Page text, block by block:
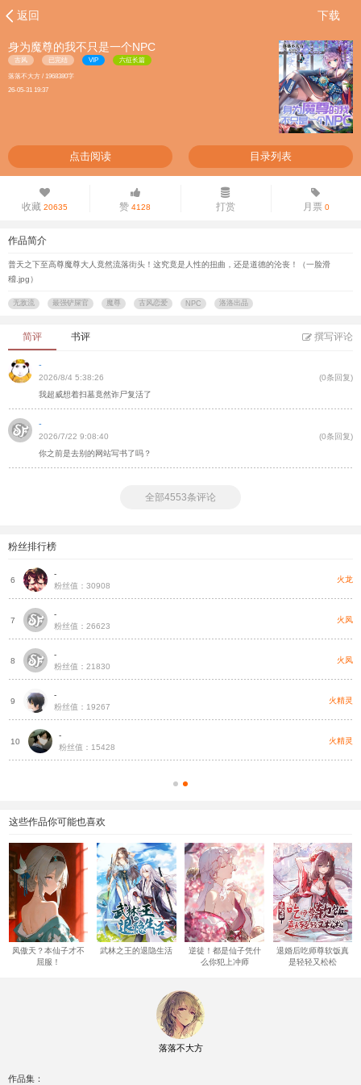
返回 下载
身为魔尊的我不只是一个NPC
古风 已完结 VIP 六征长篇
落落不大方 / 1968380字
26-05-31 19:37
点击阅读 目录列表
收藏 20635 赞 4128 打赏 月票0
作品简介
普天之下至高尊魔尊大人竟然流落街头！这究竟是人性的扭曲，还是道德的沦丧！（一脸滑
稽.jpg）
无敌流 最强铲屎官 魔尊 古风恋爱 NPC 洛洛出品
简评 书评 撰写评论
-
2026/8/4 5:38:26
(0条回复)
我超威想着扫墓竟然诈尸复活了
-
2026/7/22 9:08:40
(0条回复)
你之前是去别的网站写书了吗？
全部4553条评论
粉丝排行榜
6
-
粉丝值：30908
火龙
7
-
粉丝值：26623
火凤
8
-
粉丝值：21830
火凤
9
-
粉丝值：19267
火精灵
10
-
粉丝值：15428
火精灵
这些作品你可能也喜欢
凤傲天？本仙子才不
屈服！
武林之王的退隐生活
逆徒！都是仙子凭什
么你犯上冲师
退婚后吃师尊软饭真
是轻轻又松松
落落不大方
作品集：